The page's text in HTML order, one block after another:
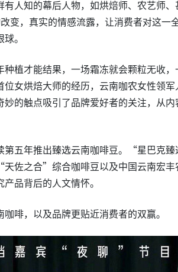
人知的幕后人物，如烘焙师、农艺师
变，真实的情感流露，让消费者对这一
。
植才能结果，一场霜冻就会颗粒无收
女烘焙大师的经历，云南咖农女性领
的触点吸引了品牌爱好者的关注，从
五年推出臻选云南咖啡豆。“星巴克臻
佐之合”综合咖啡豆以及中国云南宏丰
品背后的人文情怀。
啡，以及品牌更贴近消费者的双赢。